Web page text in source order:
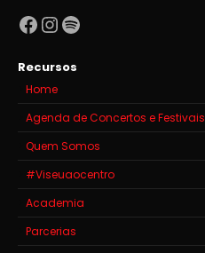
Facebook
Instagram
Spotify
Recursos
Home
Agenda de Concertos e Festivais
Quem Somos
#Viseuaocentro
Academia
Parcerias